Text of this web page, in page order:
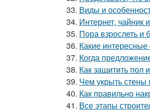
33. Виды и
34. Интернет, чайник
35. Пора взрослеть и
36. Какие
37. Когда
38. Как защитить пол
39. Чем укрыть стены
40. Как правильно
41. Все этапы